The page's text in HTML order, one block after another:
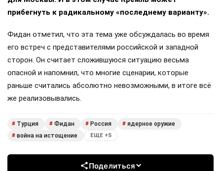
прибегнуть к радикальному «последнему варианту».
Фидан отметил, что эта тема уже обсуждалась во время
его встреч с представителями российской и западной
сторон. Он считает сложившуюся ситуацию весьма
опасной и напомнил, что многие сценарии, которые
раньше считались абсолютно невозможными, в итоге всё
же реализовывались.
# Турция # Фидан # Россия # ядерное оружие
# война на истощение ЕЩЕ +5
Поделиться